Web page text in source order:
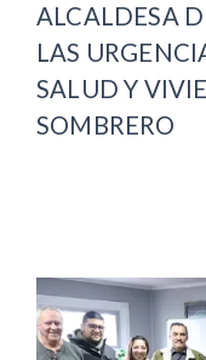
ALCALDESA
LAS
SALUD Y
SOMBRERO